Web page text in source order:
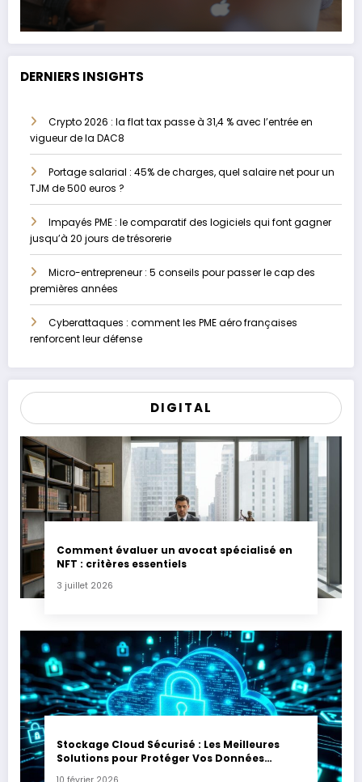
DERNIERS INSIGHTS
Crypto 2026 : la flat tax passe à 31,4 % avec l’entrée en
vigueur de la DAC8
Portage salarial : 45% de charges, quel salaire net pour un
TJM de 500 euros ?
Impayés PME : le comparatif des logiciels qui font gagner
jusqu’à 20 jours de trésorerie
Micro-entrepreneur : 5 conseils pour passer le cap des
premières années
Cyberattaques : comment les PME aéro françaises
renforcent leur défense
DIGITAL
Comment évaluer un avocat spécialisé en
NFT : critères essentiels
3 juillet 2026
Stockage Cloud Sécurisé : Les Meilleures
Solutions pour Protéger Vos Données